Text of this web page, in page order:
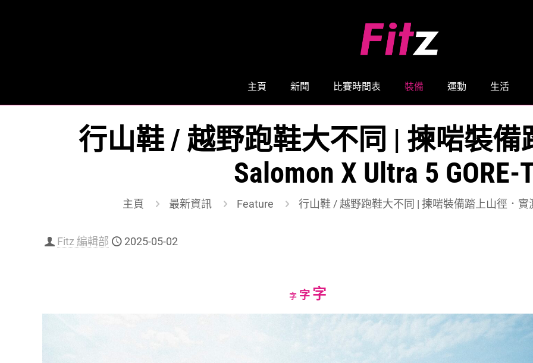
主頁 新聞 比賽時間表 裝備 運動 生活
行山鞋 / 越野跑鞋大不同 | 揀啱裝備
Salomon X Ultra 5 GORE-
主頁 最新資訊 Feature 行山鞋 / 越野跑鞋大不同 | 揀啱裝備踏上山徑．實
Fitz 編輯部 2025-05-02
字Decrease
字Reset
字Increase
font
size.